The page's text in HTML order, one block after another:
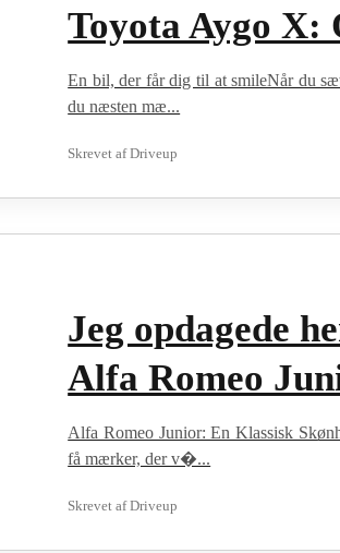
Toyota Aygo X:
En bil, der får dig til at smileNår du
du næsten mæ...
Skrevet afDriveup
Jeg opdagede
Alfa Romeo
Alfa Romeo Junior: En Klassisk
få mærker, der v�...
Skrevet afDriveup